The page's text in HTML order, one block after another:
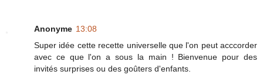
Anonyme 13:08
Super idée cette recette universelle que l'on peut acccorder
avec ce que l'on a sous la main ! Bienvenue pour des
invités surprises ou des goûters d'enfants.